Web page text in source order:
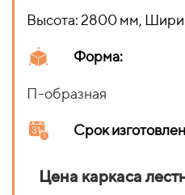
Высота: 2800 мм,
Форма:
П-образная
Срок
Цена каркаса